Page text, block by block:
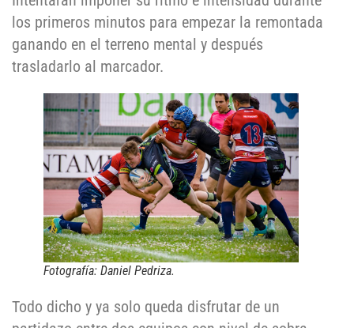
los primeros minutos para empezar la remontada
ganando en el terreno mental y después
trasladarlo al marcador.
Fotografía: Daniel Pedriza.
Todo dicho y ya solo queda disfrutar de un